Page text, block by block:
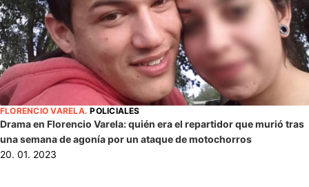
PROVINCIAS
ELECCIONES 2023
FLORENCIO VARELA.POLICIALES
Drama en Florencio Varela: quién era el repartidor que murió tras
una semana de agonía por un ataque de motochorros
20. 01. 2023